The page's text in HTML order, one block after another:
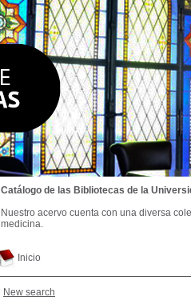
Inicio
New search
Catálogo de las Bibliotecas de la
Nuestro acervo cuenta con una diversa
medicina.